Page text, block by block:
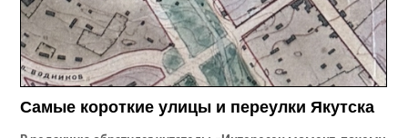
Самые короткие улицы и переулки Якутска